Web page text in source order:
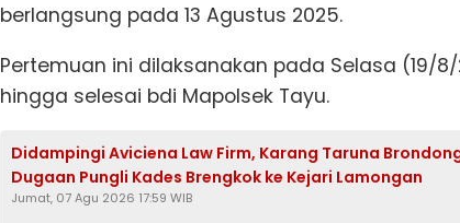
berlangsung pada 13 Agustus 2025.
Pertemuan ini dilaksanakan pada Selasa (19/8/
hingga selesai bdi Mapolsek Tayu.
Didampingi Aviciena Law Firm, Karang Taruna
Dugaan Pungli Kades Brengkok ke Kejari Lamongan
Jumat, 07 Agu 2026 17:59 WIB